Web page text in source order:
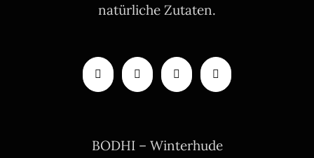
natürliche Zutaten.
BODHI – Winterhude